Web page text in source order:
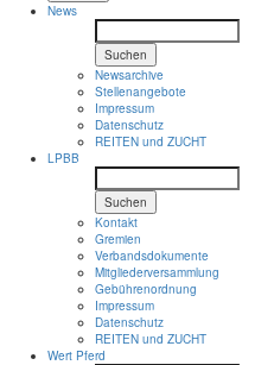
News
Suchen
Newsarchive
Stellenangebote
Impressum
Datenschutz
REITEN und ZUCHT
LPBB
Suchen
Kontakt
Gremien
Verbandsdokumente
Mitgliederversammlung
Gebührenordnung
Impressum
Datenschutz
REITEN und ZUCHT
Wert Pferd